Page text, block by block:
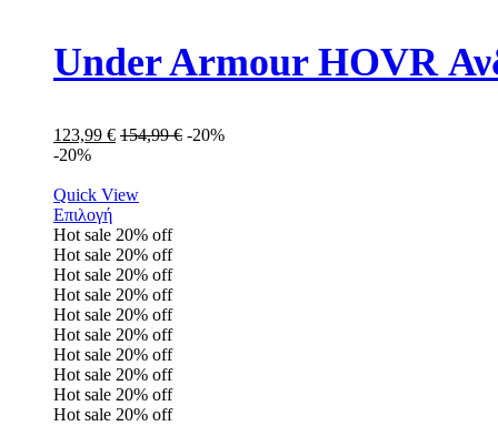
Under Armour HOVR
123,99 € 154,99€ -20%
-20%
Quick View
Επιλογή
Hot sale 20% off
Hot sale 20% off
Hot sale 20% off
Hot sale 20% off
Hot sale 20% off
Hot sale 20% off
Hot sale 20% off
Hot sale 20% off
Hot sale 20% off
Hot sale 20% off